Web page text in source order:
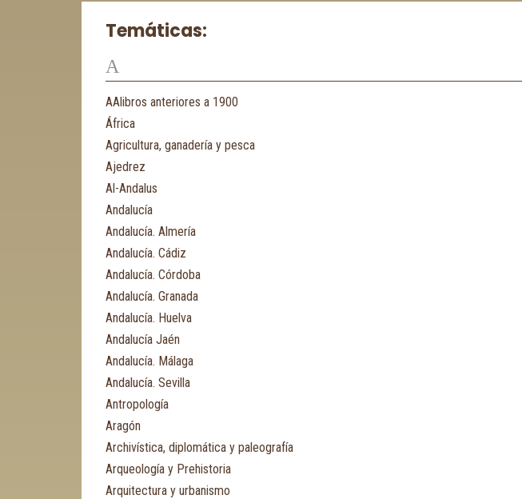
Temáticas:
A
AAlibros anteriores a 1900
África
Agricultura, ganadería y pesca
Ajedrez
Al-Andalus
Andalucía
Andalucía. Almería
Andalucía. Cádiz
Andalucía. Córdoba
Andalucía. Granada
Andalucía. Huelva
Andalucía Jaén
Andalucía. Málaga
Andalucía. Sevilla
Antropología
Aragón
Archivística, diplomática y paleografía
Arqueología y Prehistoria
Arquitectura y urbanismo